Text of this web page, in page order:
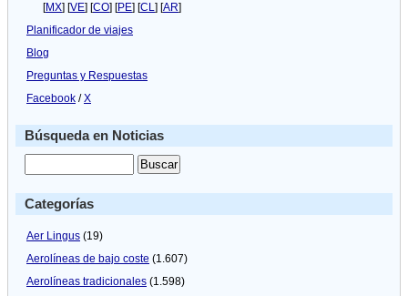
[MX] [VE] [CO] [PE] [CL] [AR]
Planificador de viajes
Blog
Preguntas y Respuestas
Facebook /X
Búsqueda en Noticias
Categorías
Aer Lingus (19)
Aerolíneas de bajo coste (1.607)
Aerolíneas tradicionales (1.598)